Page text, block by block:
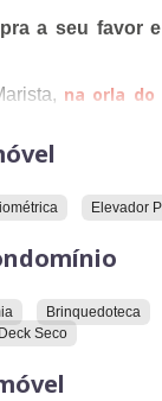
a seu favor
na orla do
e
e fluidez que o
a 191m², todos
perto de tudo
Elevador
Brinquedoteca
Deck Seco